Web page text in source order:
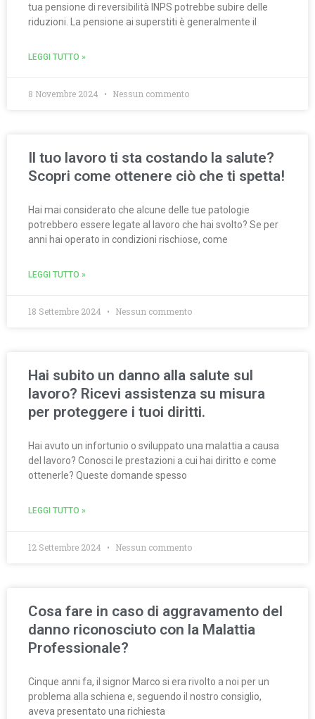
tua pensione di reversibilità INPS potrebbe subire delle
riduzioni. La pensione ai superstiti è generalmente il
LEGGI TUTTO »
8 Novembre 2024 Nessun commento
Il tuo lavoro ti sta costando la salute?
Scopri come ottenere ciò che ti spetta!
Hai mai considerato che alcune delle tue patologie
potrebbero essere legate al lavoro che hai svolto? Se per
anni hai operato in condizioni rischiose, come
LEGGI TUTTO »
18 Settembre 2024 Nessun commento
Hai subito un danno alla salute sul
lavoro? Ricevi assistenza su misura
per proteggere i tuoi diritti.
Hai avuto un infortunio o sviluppato una malattia a causa
del lavoro? Conosci le prestazioni a cui hai diritto e come
ottenerle? Queste domande spesso
LEGGI TUTTO »
12 Settembre 2024 Nessun commento
Cosa fare in caso di aggravamento del
danno riconosciuto con la Malattia
Professionale?
Cinque anni fa, il signor Marco si era rivolto a noi per un
problema alla schiena e, seguendo il nostro consiglio,
aveva presentato una richiesta